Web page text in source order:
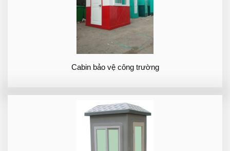
Cabin bảo vệ công trường